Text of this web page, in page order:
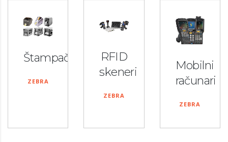
Štampači
ZEBRA
RFID
skeneri
ZEBRA
Mobilni
računari
ZEBRA